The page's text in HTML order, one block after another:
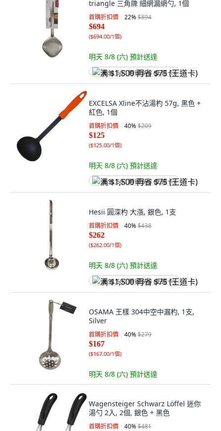
triangle 三角牌 細網漏網勺, 1個
首購折扣價 22%$894
$694
($694.00/1個)
明天 8/8 (六) 預計送達
满 $1,500 再省 $75 (王道卡)
EXCELSA Xline不沾湯杓 57g, 黑色 +
紅色, 1個
首購折扣價 40%$209
$125
($125.00/1個)
明天 8/8 (六) 預計送達
满 $1,500 再省 $75 (王道卡)
Hesii 圓深杓 大漲, 銀色, 1支
首購折扣價 40%$438
$262
($262.00/1個)
明天 8/8 (六) 預計送達
满 $1,500 再省 $75 (王道卡)
OSAMA 王樣 304中空中漏杓, 1支,
Silver
首購折扣價 40%$279
$167
($167.00/1個)
明天 8/8 (六) 預計送達
Wagensteiger Schwarz Löffel 迷你
湯勺 2入, 2個, 銀色 + 黑色
首購折扣價 40%$481